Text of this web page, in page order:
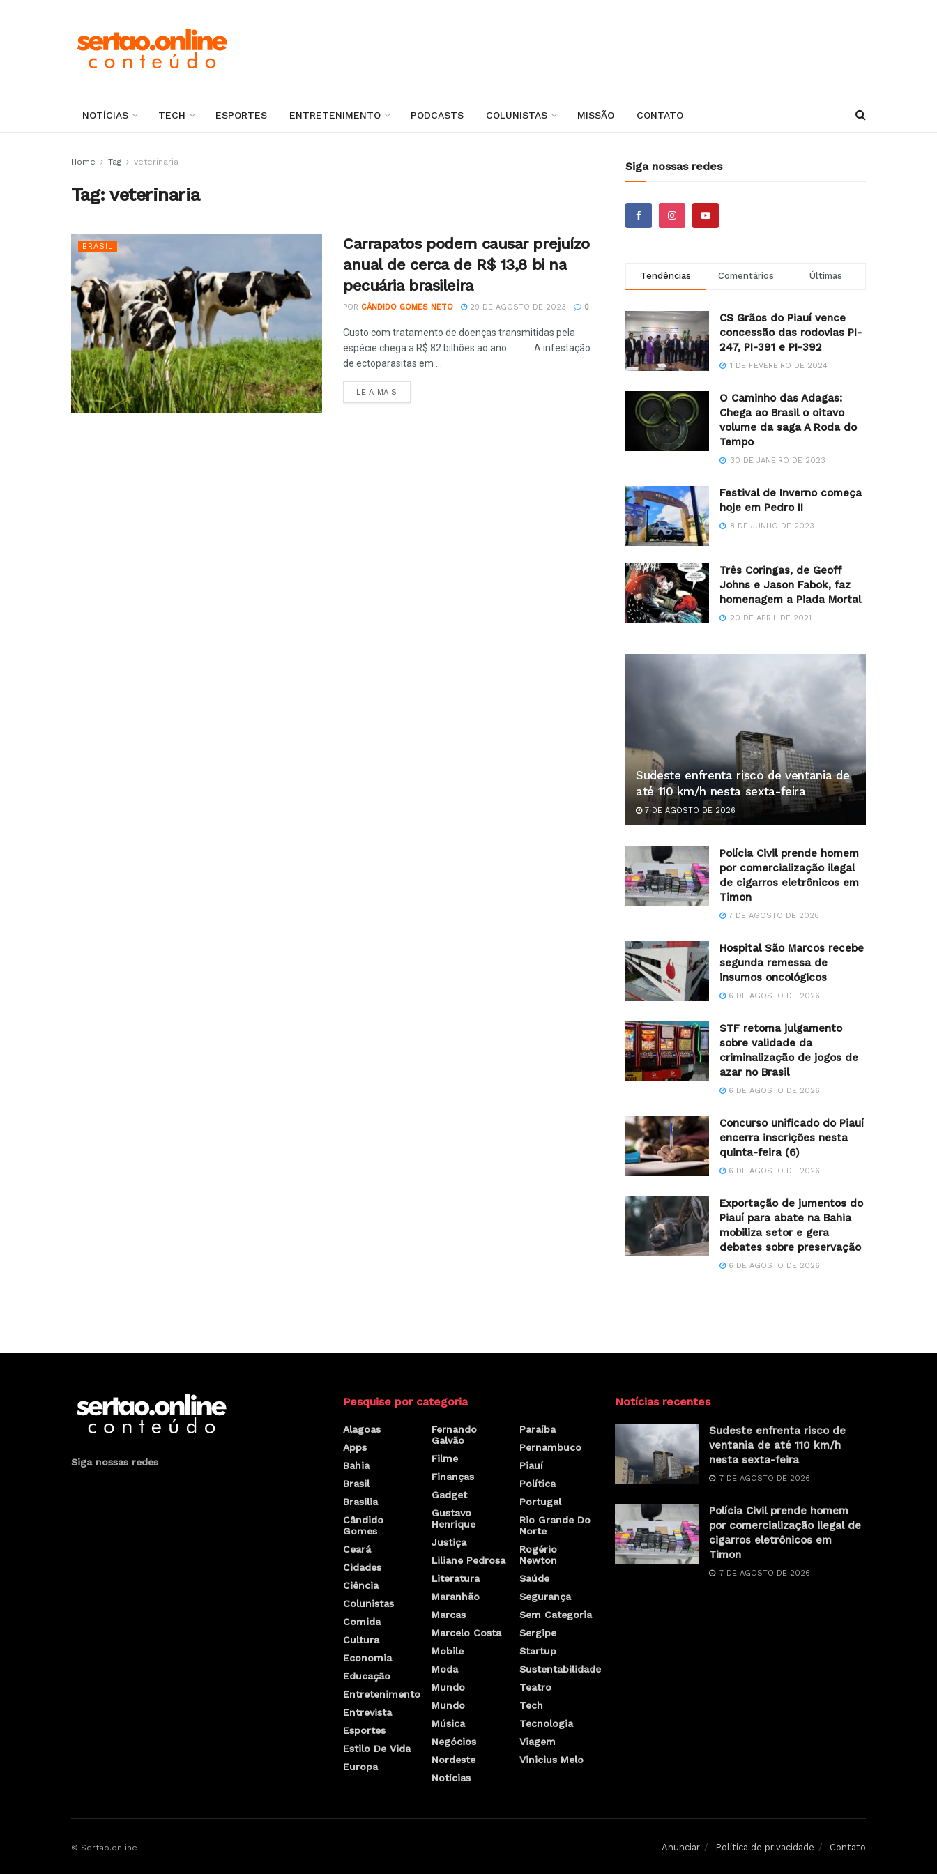
NOTÍCIAS TECH ESPORTES ENTRETENIMENTO PODCASTS COLUNISTAS MISSÃO CONTATO
Home Tag veterinaria
Tag:veterinaria
BRASIL
Carrapatos podem causar prejuízo
anual de cerca de R$ 13,8 bi na
pecuária brasileira
POR CÂNDIDO GOMES NETO 29 DE AGOSTO DE 2023 0
Custo com tratamento de doenças transmitidas pela
espécie chega a R$ 82 bilhões ao ano A infestação
de ectoparasitas em ...
LEIA MAIS
Siga nossas redes
Tendências Comentários Últimas
CS Grãos do Piauí vence
concessão das rodovias PI-
247, PI-391 e PI-392
1 DE FEVEREIRO DE 2024
O Caminho das Adagas:
Chega ao Brasil o oitavo
volume da saga A Roda do
Tempo
30 DE JANEIRO DE 2023
Festival de Inverno começa
hoje em Pedro II
8 DE JUNHO DE 2023
Três Coringas, de Geoff
Johns e Jason Fabok, faz
homenagem a Piada Mortal
20 DE ABRIL DE 2021
Sudeste enfrenta risco de ventania de
até 110 km/h nesta sexta-feira
7 DE AGOSTO DE 2026
Polícia Civil prende homem
por comercialização ilegal
de cigarros eletrônicos em
Timon
7 DE AGOSTO DE 2026
Hospital São Marcos recebe
segunda remessa de
insumos oncológicos
6 DE AGOSTO DE 2026
STF retoma julgamento
sobre validade da
criminalização de jogos de
azar no Brasil
6 DE AGOSTO DE 2026
Concurso unificado do Piauí
encerra inscrições nesta
quinta-feira (6)
6 DE AGOSTO DE 2026
Exportação de jumentos do
Piauí para abate na Bahia
mobiliza setor e gera
debates sobre preservação
6 DE AGOSTO DE 2026
Siga nossas redes
Pesquise por categoria
Alagoas
Apps
Bahia
Brasil
Brasilia
Cândido
Gomes
Ceará
Cidades
Ciência
Colunistas
Comida
Cultura
Economia
Educação
Entretenimento
Entrevista
Esportes
Estilo De Vida
Europa
Fernando
Galvão
Filme
Finanças
Gadget
Gustavo
Henrique
Justiça
Liliane Pedrosa
Literatura
Maranhão
Marcas
Marcelo Costa
Mobile
Moda
Mundo
Mundo
Música
Negócios
Nordeste
Notícias
Paraíba
Pernambuco
Piauí
Política
Portugal
Rio Grande Do
Norte
Rogério
Newton
Saúde
Segurança
Sem Categoria
Sergipe
Startup
Sustentabilidade
Teatro
Tech
Tecnologia
Viagem
Vinicius Melo
Notícias recentes
Sudeste enfrenta risco de
ventania de até 110 km/h
nesta sexta-feira
7 DE AGOSTO DE 2026
Polícia Civil prende homem
por comercialização ilegal de
cigarros eletrônicos em
Timon
7 DE AGOSTO DE 2026
Anunciar Política de privacidade Contato
© Sertao.online